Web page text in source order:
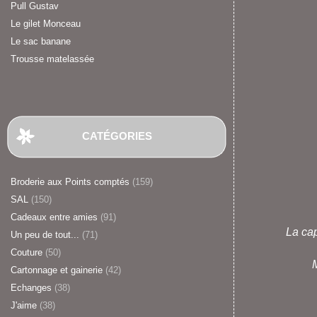
Pull Gustav
Le gilet Monceau
Le sac banane
Trousse matelassée
CATÉGORIES
Broderie aux Points comptés (159)
SAL (150)
Cadeaux entre amies (91)
Un peu de tout... (71)
Couture (50)
Cartonnage et gainerie (42)
Echanges (38)
J'aime (38)
La